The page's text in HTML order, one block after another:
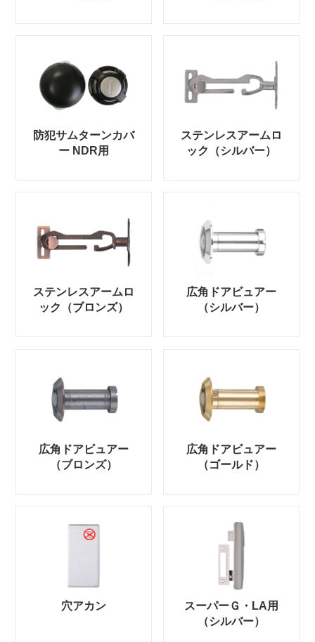
防犯サムターンカバ
ー NDR用
ステンレスアームロ
ック（シルバー）
ステンレスアームロ
ック（ブロンズ）
広角ドアビュアー
（シルバー）
広角ドアビュアー
（ブロンズ）
広角ドアビュアー
（ゴールド）
穴アカン
スーパーＧ・LA用
（シルバー）